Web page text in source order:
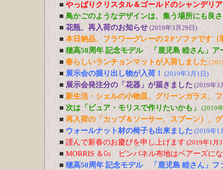
■ やっぱりクリスタル＆ゴールドのシャンデリ
■ 鳥かごのようなデザインは、集う場所にも良
■ 花瓶、再入荷のお知らせ (2019年3月29日)
■ 本日納品、フラワーグレーの２Pソファです（
■ 穂高50周年 記念モデル 「鹿児島 睦さん」
■ 春らしいランチョンマットが入荷しました
■ 展示会の掘り出し物が入荷！ (2019年3月1日)
■ 展示会発注分の「花器」が届きました (2019年3
■ 新生活・シェルの小物皿、グリーンガラス、
■ 次は「ピュア・モリスで作りたいかも」 (2019
■ 再入荷の「カップ＆ソーサー、スプーン）、
■ ウォールナット材の椅子も出来ました (2019年1
■ 謹んで新春のお慶びを申し上げます (2019年1月
■ MORRIS ＆㏇ ピンパネル布地はベアーズに
■ 穂高50周年 記念モデル 「鹿児島 睦さん」フ